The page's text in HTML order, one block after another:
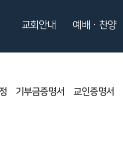
교회안내 예배ㆍ찬양
기부금증명서 교인증명서